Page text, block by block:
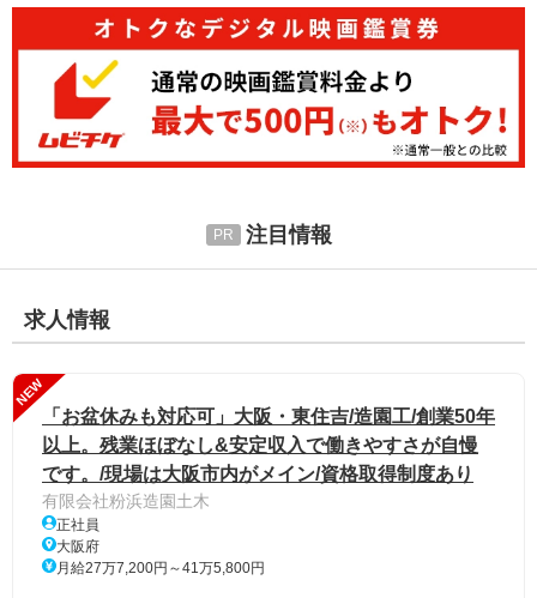
注目情報
求人情報
NEW
「お盆休みも対応可」大阪・東住吉/造園工/創業50年
以上。残業ほぼなし&安定収入で働きやすさが自慢
です。/現場は大阪市内がメイン/資格取得制度あり
有限会社粉浜造園土木
正社員
大阪府
月給27万7,200円～41万5,800円